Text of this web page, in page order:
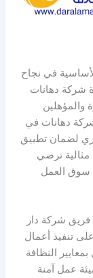
في نجاح
شركة دهانات
والمؤهلين
دهانات في
لضمان تطبيق
ترضي
سوق العمل
شركة دار
تنفيذ أعمال
النظافة
عمل آمنة